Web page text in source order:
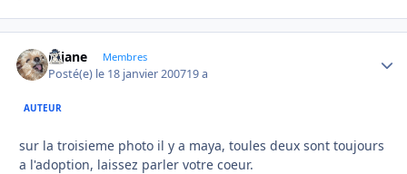
réjane Membres
Posté(e) le 18 janvier 200719 a
AUTEUR
sur la troisieme photo il y a maya, toules deux sont toujours
a l'adoption, laissez parler votre coeur.